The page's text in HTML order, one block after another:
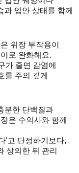
과 입안 상태를 함께
위장 부작용이
로 완화해요.
가 줄면 감염에
를 주의 깊게
분한 단백질과
은 수의사와 함께
'고 단정하기보다,
상의한 뒤 관리